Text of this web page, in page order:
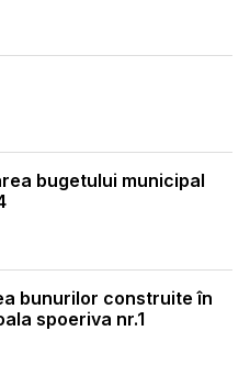
bugetului municipal
bunurilor construite în
spoeriva nr.1